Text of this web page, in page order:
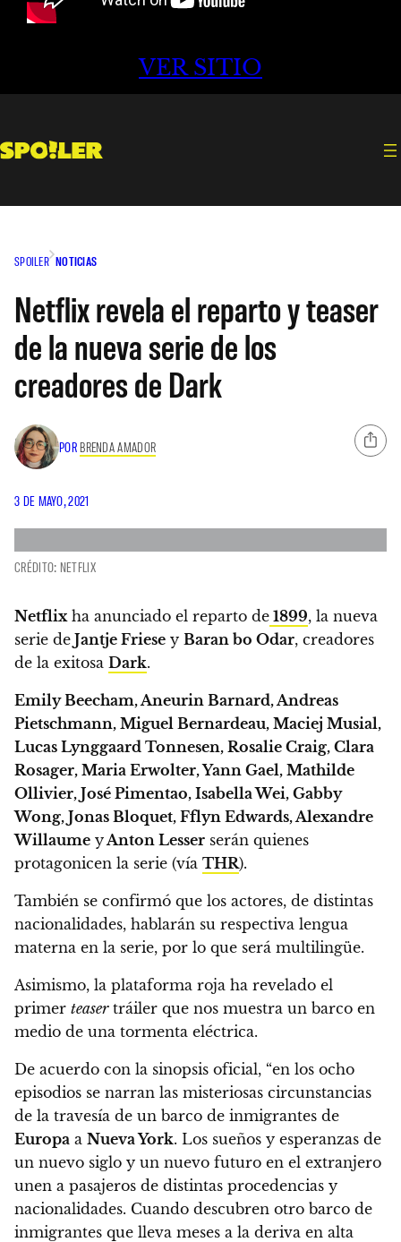
VER SITIO
SPOILER NOTICIAS
Netflix revela el reparto y teaser
de la nueva serie de los
creadores de Dark
POR BRENDA AMADOR
3 DE MAYO, 2021
CRÉDITO: NETFLIX
Netflix ha anunciado el reparto de 1899, la nueva
serie de Jantje Friese y Baran bo Odar, creadores
de la exitosa Dark.
Emily Beecham, Aneurin Barnard, Andreas
Pietschmann, Miguel Bernardeau, Maciej Musial,
Lucas Lynggaard Tonnesen, Rosalie Craig, Clara
Rosager, Maria Erwolter, Yann Gael, Mathilde
Ollivier, José Pimentao, Isabella Wei, Gabby
Wong, Jonas Bloquet, Fflyn Edwards, Alexandre
Willaume y Anton Lesser serán quienes
protagonicen la serie (vía THR).
También se confirmó que los actores, de distintas
nacionalidades, hablarán su respectiva lengua
materna en la serie, por lo que será multilingüe.
Asimismo, la plataforma roja ha revelado el
primer teasertráiler que nos muestra un barco en
medio de una tormenta eléctrica.
De acuerdo con la sinopsis oficial, “en los ocho
episodios se narran las misteriosas circunstancias
de la travesía de un barco de inmigrantes de
Europa a Nueva York. Los sueños y esperanzas de
un nuevo siglo y un nuevo futuro en el extranjero
unen a pasajeros de distintas procedencias y
nacionalidades. Cuando descubren otro barco de
inmigrantes que lleva meses a la deriva en alta